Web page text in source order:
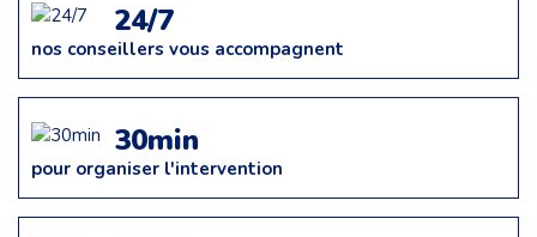
24/7
nos conseillers vous accompagnent
30min
pour organiser l'intervention